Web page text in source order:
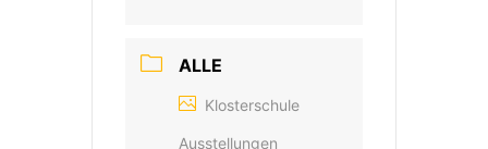
ALLE
Klosterschule
Ausstellungen